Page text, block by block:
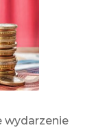
wydarzenie